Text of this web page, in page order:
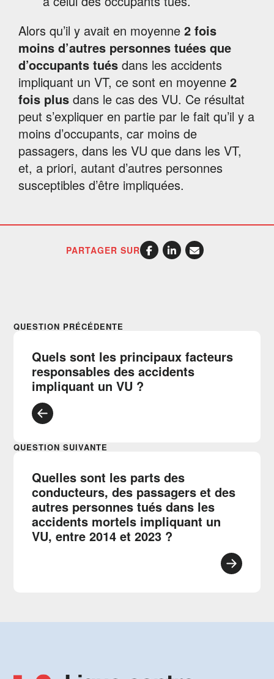
Alors qu’il y avait en moyenne 2 fois
moins d’autres personnes tuées que
d’occupants tués dans les accidents
impliquant un VT, ce sont en moyenne 2
fois plus dans le cas des VU. Ce résultat
peut s’expliquer en partie par le fait qu’il y a
moins d’occupants, car moins de
passagers, dans les VU que dans les VT,
et, a priori, autant d’autres personnes
susceptibles d’être impliquées.
PARTAGER SUR
QUESTION PRÉCÉDENTE
Quels sont les principaux facteurs
responsables des accidents
impliquant un VU ?
QUESTION SUIVANTE
Quelles sont les parts des
conducteurs, des passagers et des
autres personnes tués dans les
accidents mortels impliquant un
VU, entre 2014 et 2023 ?